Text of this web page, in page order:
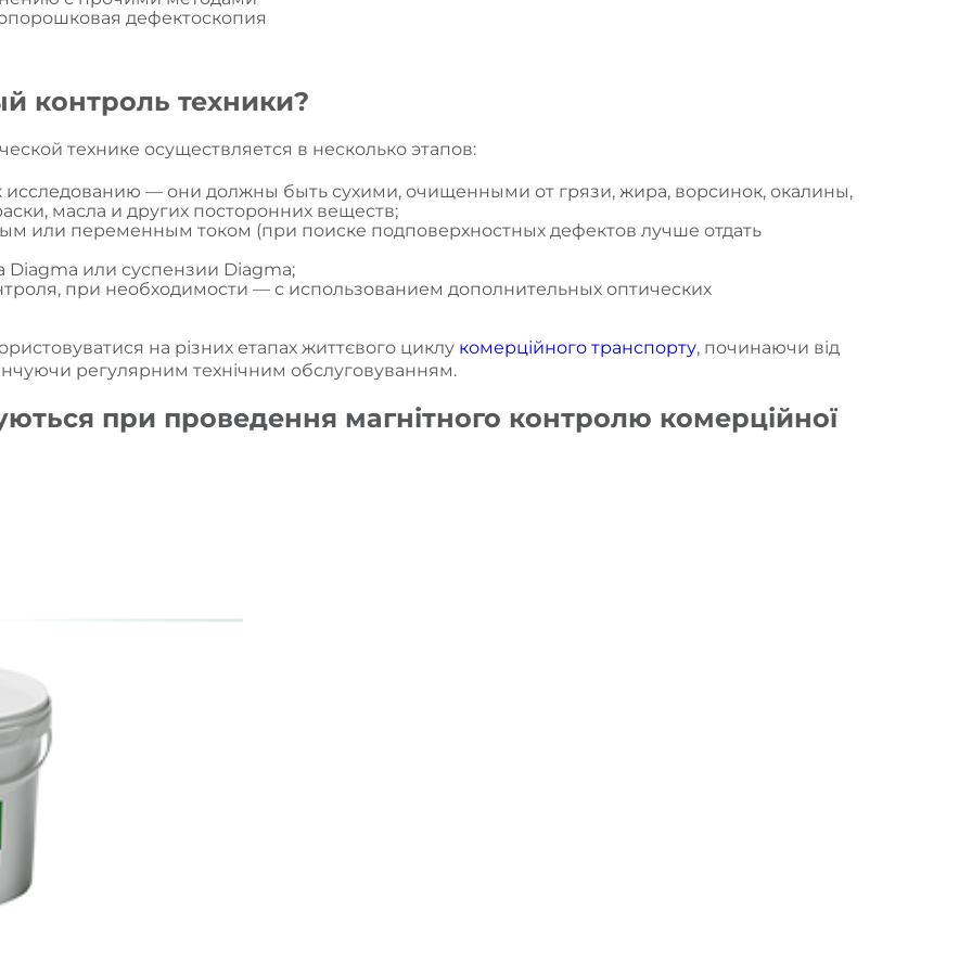
дефектоскопия
контроль техники?
технике осуществляется в несколько этапов:
исследованию — они должны быть сухими, очищенными от грязи, жира, ворсинок, окалины,
масла и других посторонних веществ;
или переменным током (при поиске подповерхностных дефектов лучше отдать
или суспензии Diagma;
при необходимости — с использованием дополнительных оптических
на різних етапах життєвого циклу комерційного транспорту, починаючи від
регулярним технічним обслуговуванням.
при проведення магнітного контролю комерційної